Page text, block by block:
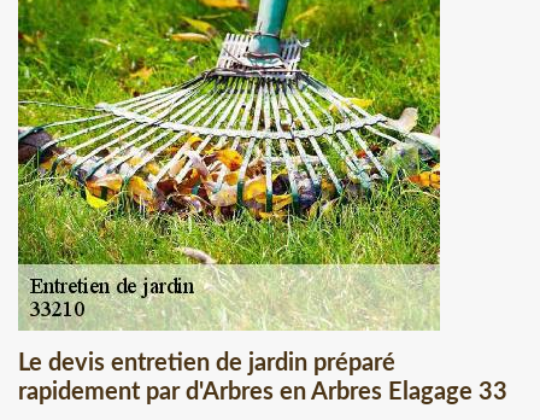
Le devis entretien de jardin préparé
rapidement par d'Arbres en Arbres Elagage 33